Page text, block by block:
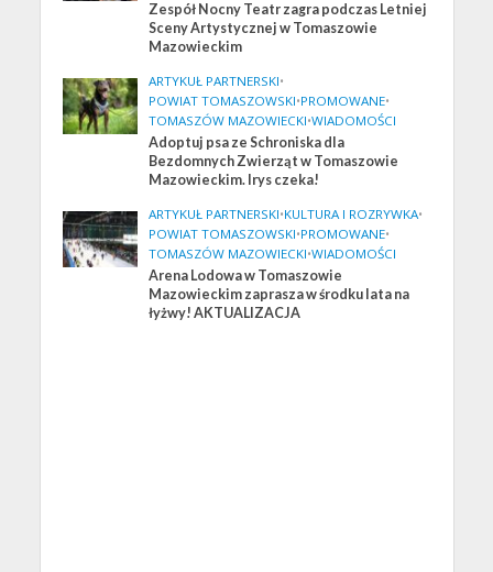
Zespół Nocny Teatr zagra podczas Letniej
Sceny Artystycznej w Tomaszowie
Mazowieckim
ARTYKUŁ PARTNERSKI•
POWIAT TOMASZOWSKI•PROMOWANE•
TOMASZÓW MAZOWIECKI•WIADOMOŚCI
Adoptuj psa ze Schroniska dla
Bezdomnych Zwierząt w Tomaszowie
Mazowieckim. Irys czeka!
ARTYKUŁ PARTNERSKI•KULTURA I ROZRYWKA•
POWIAT TOMASZOWSKI•PROMOWANE•
TOMASZÓW MAZOWIECKI•WIADOMOŚCI
Arena Lodowa w Tomaszowie
Mazowieckim zaprasza w środku lata na
łyżwy! AKTUALIZACJA